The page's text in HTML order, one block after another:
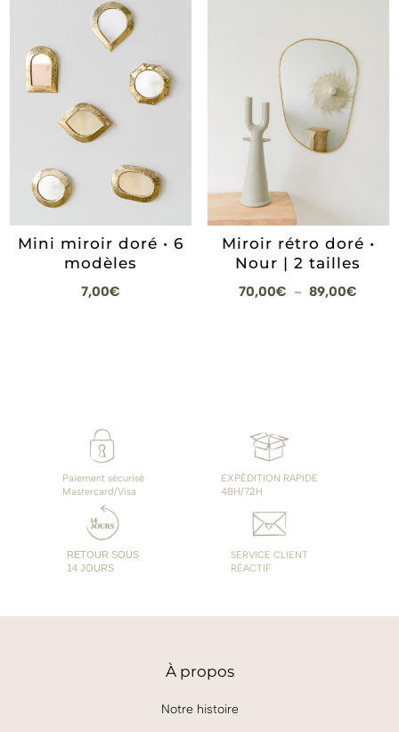
Mini miroir doré • 6
modèles
7,00€
Miroir rétro doré •
Nour | 2 tailles
70,00€ – 89,00€
Paiement sécurisé
Mastercard/Visa
EXPÉDITION RAPIDE
48H/72H
RETOUR SOUS
14 JOURS
SERVICE CLIENT
RÉACTIF
Àpropos
Notre histoire